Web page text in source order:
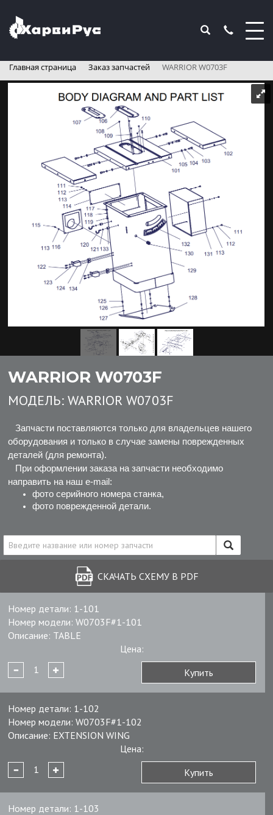
Главная страница Заказ запчастей WARRIOR W0703F
WARRIOR W0703F
МОДЕЛЬ: WARRIOR W0703F
Запчасти поставляются только для владельцев нашего
оборудования и только в случае замены поврежденных
деталей (для ремонта).
При оформлении заказа на запчасти необходимо
направить на наш e-mail:
фото серийного номера станка,
фото поврежденной детали.
СКАЧАТЬ СХЕМУ В PDF
Номер детали: 1-101
Номер модели: W0703F#1-101
Описание: TABLE
Цена:
Купить
Номер детали: 1-102
Номер модели: W0703F#1-102
Описание: EXTENSION WING
Цена:
Купить
Номер детали: 1-103